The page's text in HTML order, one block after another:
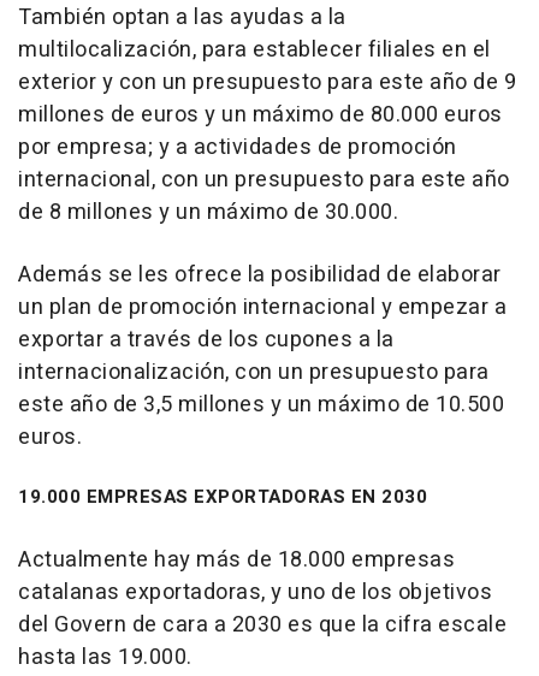
También optan a las ayudas a la
multilocalización, para establecer filiales en el
exterior y con un presupuesto para este año de 9
millones de euros y un máximo de 80.000 euros
por empresa; y a actividades de promoción
internacional, con un presupuesto para este año
de 8 millones y un máximo de 30.000.
Además se les ofrece la posibilidad de elaborar
un plan de promoción internacional y empezar a
exportar a través de los cupones a la
internacionalización, con un presupuesto para
este año de 3,5 millones y un máximo de 10.500
euros.
19.000 EMPRESAS EXPORTADORAS EN 2030
Actualmente hay más de 18.000 empresas
catalanas exportadoras, y uno de los objetivos
del Govern de cara a 2030 es que la cifra escale
hasta las 19.000.